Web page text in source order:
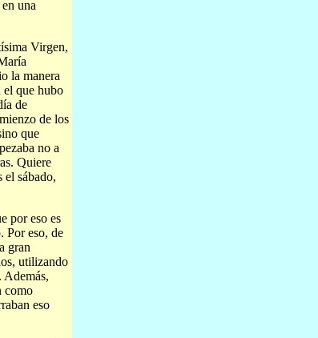
una
Virgen,
la manera
el que hubo
de
de los
que
no a
Quiere
el sábado,
por eso es
Por eso, de
gran
utilizando
Además,
como
eso